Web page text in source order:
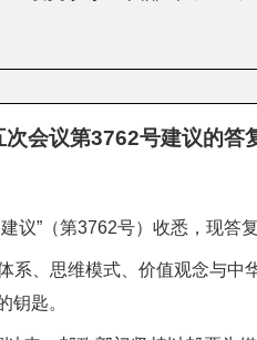
会议第3762号建议的答
议”（第3762号）收悉，现答复
、思维模式、价值观念与中
钥匙。